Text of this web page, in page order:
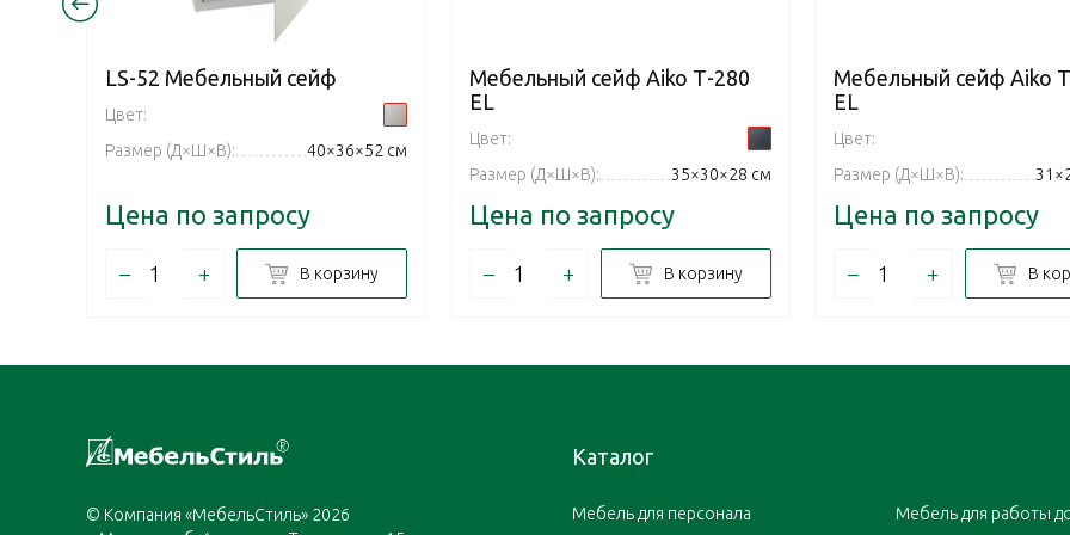
LS-52 Mебельный cейф
Цвет:
Размер (Д×Ш×В):
40×36×52 см
Цена по запросу
– + В корзину
Мебельный сейф Aiko Т-280
EL
Цвет:
Размер (Д×Ш×В):
35×30×28 см
Цена по запросу
– + В корзину
Мебельный сейф Aiko
EL
Цвет:
Размер (Д×Ш×В):
Цена по запросу
– + В
© Компания «МебельСтиль» 2026
Каталог
Мебель для персонала Мебель для работы